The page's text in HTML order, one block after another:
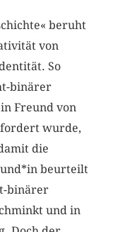
beruht
von
So
binärer
Freund von
wurde,
die
beurteilt
binärer
und in